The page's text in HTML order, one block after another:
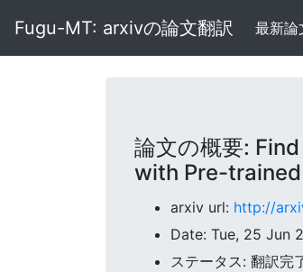
Fugu-MT: arxivの論文翻訳 最新論
論文の概要:
with Pre-
arxiv url: http://
Date: Tue, 25 Jun
ステータス: 翻訳完